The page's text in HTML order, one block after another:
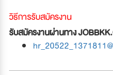
วิธีการรับสมัครงาน
รับสมัครงานผ่านทาง